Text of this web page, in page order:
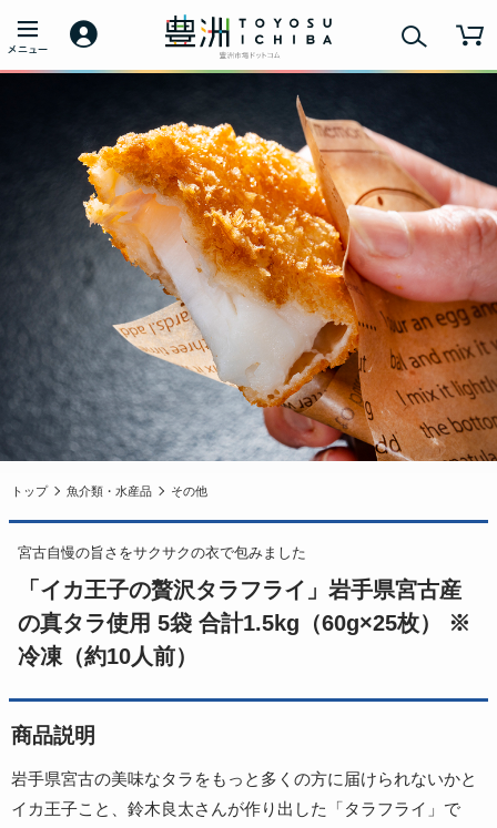
トップ 魚介類・水産品 その他
宮古自慢の旨さをサクサクの衣で包みました
「イカ王子の贅沢タラフライ」岩手県宮古産
の真タラ使用 5袋 合計1.5kg（60g×25枚） ※
冷凍（約10人前）
商品説明
岩手県宮古の美味なタラをもっと多くの方に届けられないかと
イカ王子こと、鈴木良太さんが作り出した「タラフライ」で